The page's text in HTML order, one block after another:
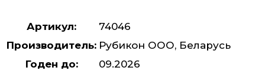
Артикул:
74046
Производитель: Рубикон ООО, Беларусь
Годен до:
09.2026